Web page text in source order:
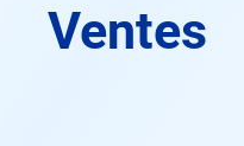
Ventes